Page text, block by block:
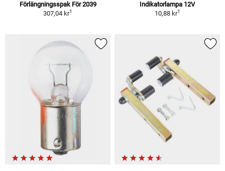
Förlängningsspak För 2039
307,04 kr1
Indikatorlampa 12V
10,88 kr1